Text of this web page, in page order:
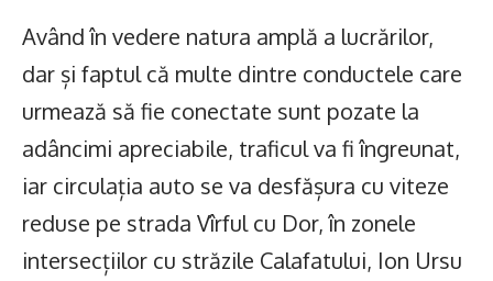
Având în vedere natura amplă a lucrărilor,
dar și faptul că multe dintre conductele care
urmează să fie conectate sunt pozate la
adâncimi apreciabile, traficul va fi îngreunat,
iar circulația auto se va desfășura cu viteze
reduse pe strada Vîrful cu Dor, în zonele
intersecțiilor cu străzile Calafatului, Ion Ursu